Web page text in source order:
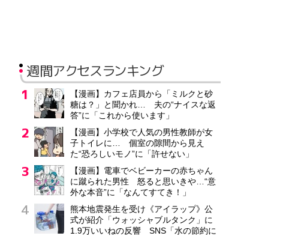
週間アクセスランキング
【漫画】カフェ店員から「ミルクと砂
糖は？」と聞かれ… 夫の“ナイスな返
答”に「これから使います」
【漫画】小学校で人気の男性教師が女
子トイレに… 個室の隙間から見え
た“恐ろしいモノ”に「許せない」
【漫画】電車でベビーカーの赤ちゃん
に蹴られた男性 怒ると思いきや…“意
外な本音”に「なんてすてき！」
熊本地震発生を受け《アイラップ》公
式が紹介「ウォッシャブルタンク」に
1.9万いいねの反響 SNS「水の節約に